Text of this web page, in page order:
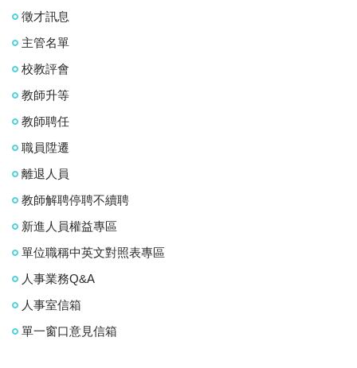
徵才訊息
主管名單
校教評會
教師升等
教師聘任
職員陞遷
離退人員
教師解聘停聘不續聘
新進人員權益專區
單位職稱中英文對照表專區
人事業務Q&A
人事室信箱
單一窗口意見信箱